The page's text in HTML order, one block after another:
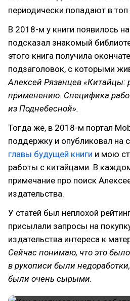
периодически попадают в топ
В 2018-м у книги появилось
подсказал знакомый
этого книга получила
подзаголовок, с которыми
Алексей Рязанцев «Китайцы:
применению. Специфика
из Поднебесной».
Тогда же, в 2018-м портал
поддержку и опубликовал на
главы будущей книги и мою
работы с китайцами. В
примечание про поиск
издательства.
У статей был неплохой
присылали запросы на
издательства интереса к
Сейчас понимаю, что это
в рукописи были
были очень сырыми.